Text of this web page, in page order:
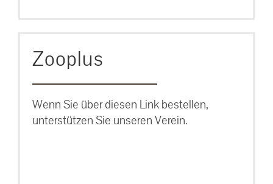
Zooplus
Wenn Sie über diesen Link bestellen,
unterstützen Sie unseren Verein.